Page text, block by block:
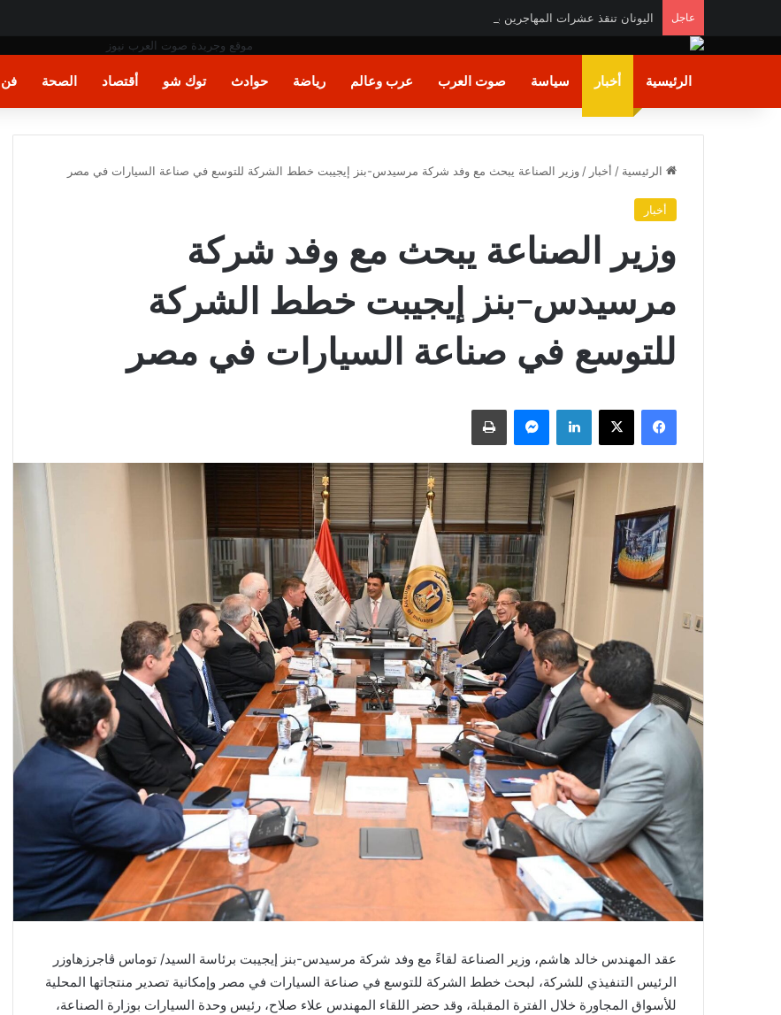
عاجل اليونان تنقذ عشرات المهاجرين بينهم مصريون وسودانيون
الرئيسية أخبار سياسة صوت العرب عرب وعالم رياضة حوادث توك شو أقتصاد الصحة فن
الرئيسية / أخبار / وزير الصناعة يبحث مع وفد شركة مرسيدس-بنز إيجيبت خطط الشركة للتوسع في صناعة السيارات في مصر
أخبار
وزير الصناعة يبحث مع وفد شركة
مرسيدس-بنز إيجيبت خطط الشركة
للتوسع في صناعة السيارات في مصر
فيسبوك X لينكدإن ماسنجر طباعة
عقد المهندس خالد هاشم، وزير الصناعة لقاءً مع وفد شركة مرسيدس-بنز إيجيبت برئاسة السيد/ توماس ڤاجرزهاوزر
الرئيس التنفيذي للشركة، لبحث خطط الشركة للتوسع في صناعة السيارات في مصر وإمكانية تصدير منتجاتها المحلية
للأسواق المجاورة خلال الفترة المقبلة، وقد حضر اللقاء المهندس علاء صلاح، رئيس وحدة السيارات بوزارة الصناعة،